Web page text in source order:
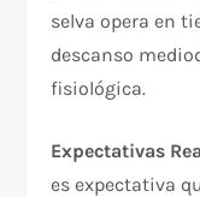
selva opera en
descanso
fisiológica.
Expectativas
es expectativa